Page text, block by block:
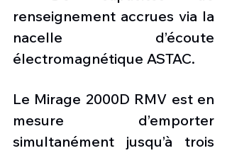
renseignement accrues via la
nacelle d’écoute
électromagnétique ASTAC.
Le Mirage 2000D RMV est en
mesure d’emporter
simultanément jusqu’à trois